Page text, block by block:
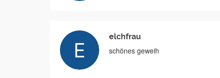
elchfrau
schönes geweih